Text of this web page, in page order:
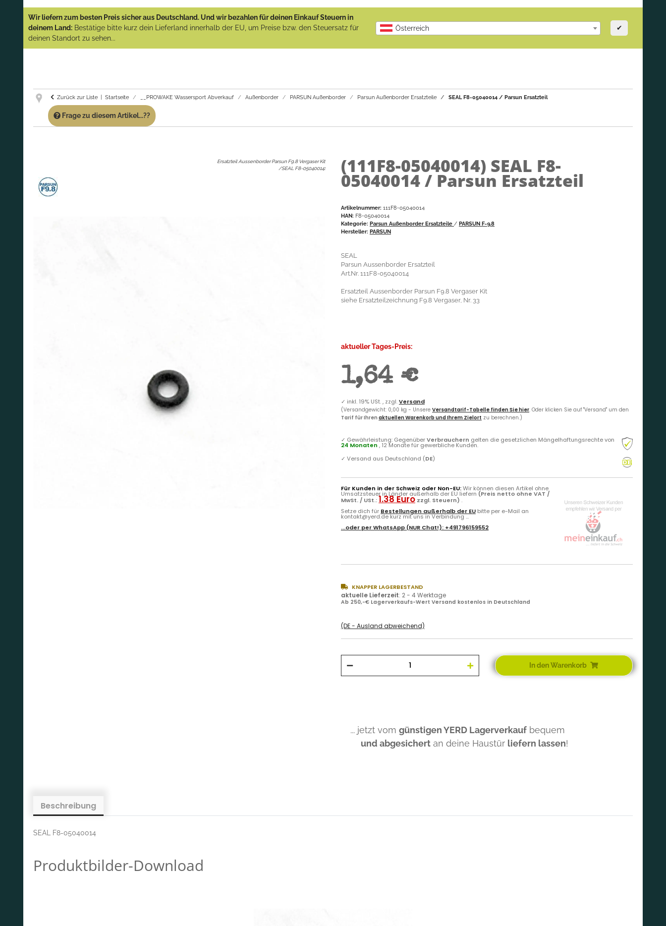
(Abverkauf)!
GARANTIE UND SERVICE:
Artikeln einfach an!
Wir liefern zum besten Preis sicher aus Deutschland. Und wir bezahlen für deinen Einkauf Steuern in
deinem Land: Bestätige bitte kurz dein Lieferland innerhalb der EU, um Preise bzw. den Steuersatz für
deinen Standort zu sehen...
Österreich ✔
Zurück zur Liste Startseite __PROWAKE Wassersport Abverkauf Außenborder PARSUN Außenborder Parsun Außenborder Ersatzteile SEAL F8-05040014 / Parsun Ersatzteil
Frage zu diesem Artikel...??
Ersatzteil Aussenborder Parsun F9.8 Vergaser Kit
/SEAL F8-05040014: (111F8-05040014) SEAL F8-
05040014 / Parsun Ersatzteil
Artikelnummer: 111F8-05040014
HAN: F8-05040014
Kategorie: Parsun Außenborder Ersatzteile / PARSUN F-9.8
Hersteller: PARSUN
SEAL
Parsun Aussenborder Ersatzteil
Art.Nr. 111F8-05040014
Ersatzteil Aussenborder Parsun F9.8 Vergaser Kit
siehe Ersatzteilzeichnung F9.8 Vergaser, Nr. 33
aktueller Tages-Preis:
1,64 €
✓ inkl. 19% USt. , zzgl.Versand
(Versandgewicht: 0,00 kg - Unsere Versandtarif-Tabelle finden Sie hier. Oder klicken Sie auf "Versand" um den
Tarif für Ihren aktuellen Warenkorb und Ihrem Zielort zu berechnen.)
✓ Gewährleistung: GegenüberVerbrauchern gelten die gesetzlichen Mängelhaftungsrechte von
24 Monaten , 12 Monate für gewerbliche Kunden.
✓ Versand aus Deutschland (DE)
Für Kunden in der Schweiz oder Non-EU:Wir können diesen Artikel ohne
Umsatzsteuer in Länder außerhalb der EU liefern (Preis netto ohne VAT /
MwSt. / USt.:1.38 Euro zzgl. Steuern) .
Setze dich für Bestellungen außerhalb der EU bitte per e-Mail an
kontakt@yerd.de kurz mit uns in Verbindung ...
...oder perWhatsApp (NUR Chat!): +491796159552
KNAPPER LAGERBESTAND
aktuelle Lieferzeit: 2 - 4 Werktage
Ab 250,-€ Lagerverkaufs-Wert Versand kostenlos in Deutschland
(DE - Ausland abweichend)
In den Warenkorb
... jetzt vom günstigen YERD Lagerverkauf bequem
und abgesichert an deine Haustür liefern lassen!
Beschreibung
SEAL F8-05040014
Produktbilder-Download